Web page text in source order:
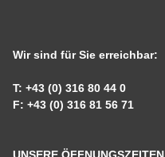
Wir sind für Sie erreichbar:
T: +43 (0) 316 80 44 0
F: +43 (0) 316 81 56 71